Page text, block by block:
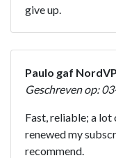
give up.
Paulo gaf
Geschreven op:
Fast, reliable; a
renewed my
recommend.